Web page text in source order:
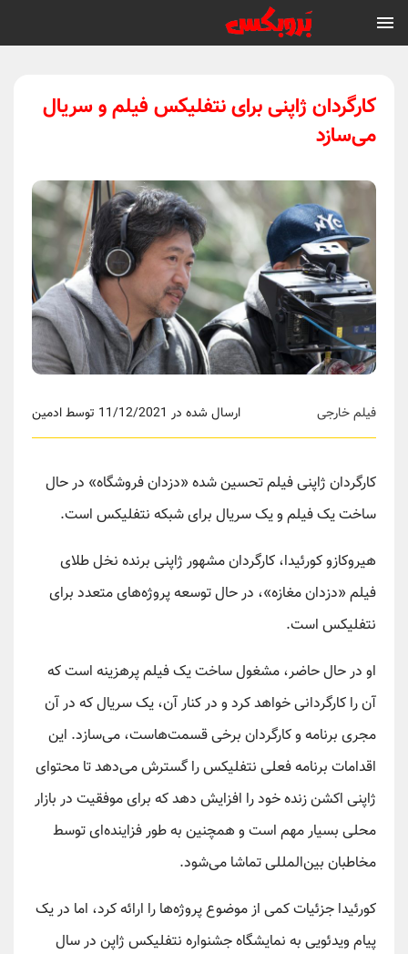
کارگردان ژاپنی برای نتفلیکس فیلم و سریال
می‌سازد
ارسال شده در 11/12/2021 توسط ادمین فیلم خارجی
کارگردان ژاپنی فیلم تحسین شده «دزدان فروشگاه» در حال
ساخت یک فیلم و یک سریال برای شبکه نتفلیکس است.
هیروکازو کورئیدا، کارگردان مشهور ژاپنی برنده نخل طلای
فیلم «دزدان مغازه»، در حال توسعه پروژه‌های متعدد برای
نتفلیکس است.
او در حال حاضر، مشغول ساخت یک فیلم پرهزینه است که
آن را کارگردانی خواهد کرد و در کنار آن، یک سریال که در آن
مجری برنامه و کارگردان برخی قسمت‌هاست، می‌سازد. این
اقدامات برنامه فعلی نتفلیکس را گسترش می‌دهد تا محتوای
ژاپنی اکشن زنده خود را افزایش دهد که برای موفقیت در بازار
محلی بسیار مهم است و همچنین به طور فزاینده‌ای توسط
مخاطبان بین‌المللی تماشا می‌شود.
کورئیدا جزئیات کمی از موضوع پروژه‌ها را ارائه کرد، اما در یک
پیام ویدئویی به نمایشگاه جشنواره نتفلیکس ژاپن در سال